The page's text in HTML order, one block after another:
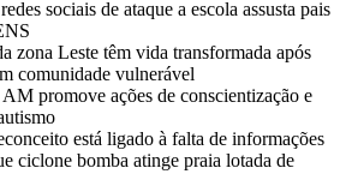
sociais de ataque a escola assusta pais
zona Leste têm vida transformada após
comunidade vulnerável
promove ações de conscientização e
está ligado à falta de informações
ciclone bomba atinge praia lotada de